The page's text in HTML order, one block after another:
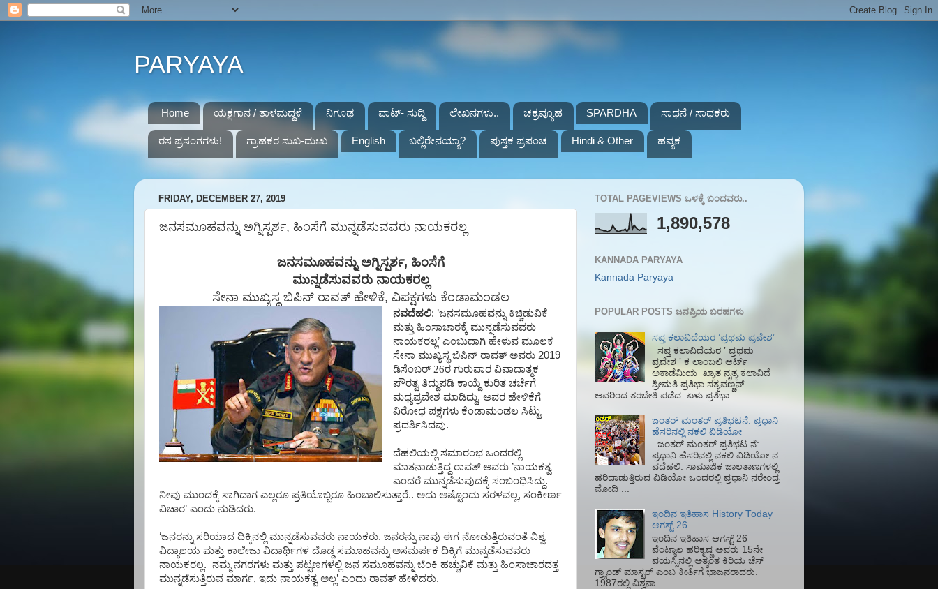
PARYAYA
Home ಯಕ್ಷಗಾನ / ತಾಳಮದ್ದಳೆ ನಿಗೂಢ ವಾಟ್- ಸುದ್ದಿ ಲೇಖನಗಳು.. ಚಕ್ರವ್ಯೂಹ SPARDHA ಸಾಧನೆ / ಸಾಧಕರು
ರಸ ಪ್ರಸಂಗಗಳು! ಗ್ರಾಹಕರ ಸುಖ-ದುಃಖ English ಬಲ್ಲಿರೇನಯ್ಯಾ? ಪುಸ್ತಕ ಪ್ರಪಂಚ Hindi & Other ಹವ್ಯಕ
FRIDAY, DECEMBER 27, 2019
ಜನಸಮೂಹವನ್ನು ಅಗ್ನಿಸ್ಪರ್ಶ, ಹಿಂಸೆಗೆ ಮುನ್ನಡೆಸುವವರು ನಾಯಕರಲ್ಲ
ಜನಸಮೂಹವನ್ನು ಅಗ್ನಿಸ್ಪರ್ಶ, ಹಿಂಸೆಗೆ
ಮುನ್ನಡೆಸುವವರು ನಾಯಕರಲ್ಲ
ಸೇನಾ ಮುಖ್ಯಸ್ಥ ಬಿಪಿನ್ ರಾವತ್ ಹೇಳಿಕೆ, ವಿಪಕ್ಷಗಳು ಕೆಂಡಾಮಂಡಲ
ನವದೆಹಲಿ: ’ಜನಸಮೂಹವನ್ನು ಕಿಚ್ಚಿಡುವಿಕೆ
ಮತ್ತು ಹಿಂಸಾಚಾರಕ್ಕೆ ಮುನ್ನಡೆಸುವವರು
ನಾಯಕರಲ್ಲ’ ಎಂಬುದಾಗಿ ಹೇಳುವ ಮೂಲಕ
ಸೇನಾ ಮುಖ್ಯಸ್ಥ ಬಿಪಿನ್ ರಾವತ್ ಅವರು2019
ಡಿಸೆಂಬರ್ 26ರ ಗುರುವಾರ ವಿವಾದಾತ್ಮಕ
ಪೌರತ್ವ ತಿದ್ದುಪಡಿ ಕಾಯ್ದೆ ಕುರಿತ ಚರ್ಚೆಗೆ
ಮಧ್ಯಪ್ರವೇಶ ಮಾಡಿದ್ದು, ಅವರ ಹೇಳಿಕೆಗೆ
ವಿರೋಧ ಪಕ್ಷಗಳು ಕೆಂಡಾಮಂಡಲ ಸಿಟ್ಟು
ಪ್ರದರ್ಶಿಸಿದವು.
ದೆಹಲಿಯಲ್ಲಿ ಸಮಾರಂಭ ಒಂದರಲ್ಲಿ
ಮಾತನಾಡುತ್ತಿದ್ದ ರಾವತ್ ಅವರು’ನಾಯಕತ್ವ
ಎಂದರೆ ಮುನ್ನಡೆಸುವುದಕ್ಕೆ ಸಂಬಂಧಿಸಿದ್ದು.
ನೀವು ಮುಂದಕ್ಕೆ ಸಾಗಿದಾಗ ಎಲ್ಲರೂ ಪ್ರತಿಯೊಬ್ಬರೂ ಹಿಂಬಾಲಿಸುತ್ತಾರೆ.. ಅದು ಅಷ್ಟೊಂದು ಸರಳವಲ್ಲ, ಸಂಕೀರ್ಣ
ವಿಚಾರ’ ಎಂದು ನುಡಿದರು.
‘ಜನರನ್ನು ಸರಿಯಾದ ದಿಕ್ಕಿನಲ್ಲಿ ಮುನ್ನಡೆಸುವವರು ನಾಯಕರು. ಜನರನ್ನು ನಾವು ಈಗ ನೋಡುತ್ತಿರುವಂತೆ ವಿಶ್ವ
ವಿದ್ಯಾಲಯ ಮತ್ತು ಕಾಲೇಜು ವಿದಾರ್ಥಿಗಳ ದೊಡ್ಡ ಸಮೂಹವನ್ನು ಅಸಮರ್ಪಕ ದಿಕ್ಕಿಗೆ ಮುನ್ನಡೆಸುವವರು
ನಾಯಕರಲ್ಲ. ನಮ್ಮ ನಗರಗಳು ಮತ್ತು ಪಟ್ಟಣಗಳಲ್ಲಿ ಜನ ಸಮೂಹವನ್ನು ಬೆಂಕಿ ಹಚ್ಚುವಿಕೆ ಮತ್ತು ಹಿಂಸಾಚಾರದತ್ತ
ಮುನ್ನಡೆಸುತ್ತಿರುವ ಮಾರ್ಗ, ಇದು ನಾಯಕತ್ವ ಅಲ್ಲ’ ಎಂದು ರಾವತ್ ಹೇಳಿದರು.
TOTAL PAGEVIEWS ಒಳಕ್ಕೆ ಬಂದವರು..
1,890,578
KANNADA PARYAYA
Kannada Paryaya
POPULAR POSTS ಜನಪ್ರಿಯ ಬರಹಗಳು
ಸಪ್ತ ಕಲಾವಿದೆಯರ ʼಪ್ರಥಮ ಪ್ರವೇಶʼ
ಸಪ್ತ ಕಲಾವಿದೆಯರ ʼ ಪ್ರಥಮ
ಪ್ರವೇಶ ʼ ಕ ಲಾಂಜಲಿ ಆರ್ಟ್
ಅಕಾಡೆಮಿಯ‌ ಖ್ಯಾತ ನೃತ್ಯ ಕಲಾವಿದೆ
ಶ್ರೀಮತಿ ಪ್ರತಿಭಾ ಸತ್ಯವಣ್ಣನ್
ಅವರಿಂದ ತರಬೇತಿ ಪಡೆದ ಏಳು ಪ್ರತಿಭಾ...
ಜಂತರ್ ಮಂತರ್ ಪ್ರತಿಭಟನೆ: ಪ್ರಧಾನಿ
ಹೆಸರಿನಲ್ಲಿ ನಕಲಿ ವಿಡಿಯೋ
ಜಂತರ್ ಮಂತರ್ ಪ್ರತಿಭಟ ನೆ:
ಪ್ರಧಾನಿ ಹೆಸರಿನಲ್ಲಿ ನಕಲಿ ವಿಡಿಯೋ ನ
ವದೆಹಲಿ: ಸಾಮಾಜಿಕ ಜಾಲತಾಣಗಳಲ್ಲಿ
ಹರಿದಾಡುತ್ತಿರುವ ವಿಡಿಯೋ ಒಂದರಲ್ಲಿ ಪ್ರಧಾನಿ ನರೇಂದ್ರ
ಮೋದಿ ...
ಇಂದಿನ ಇತಿಹಾಸ History Today
ಆಗಸ್ಟ್ 26
ಇಂದಿನ ಇತಿಹಾಸ ಆಗಸ್ಟ್ 26
ಪೆಂಟ್ಯಾಲ ಹರಿಕೃಷ್ಣ ಅವರು 15ನೇ
ವಯಸ್ಸಿನಲ್ಲಿ ಅತ್ಯಂತ ಕಿರಿಯ ಚೆಸ್
ಗ್ರ್ಯಾಂಡ್ ಮಾಸ್ಟರ್ ಎಂಬ ಕೀರ್ತಿಗೆ ಭಾಜನರಾದರು.
1987ರಲ್ಲಿ ವಿಶ್ವನಾ...